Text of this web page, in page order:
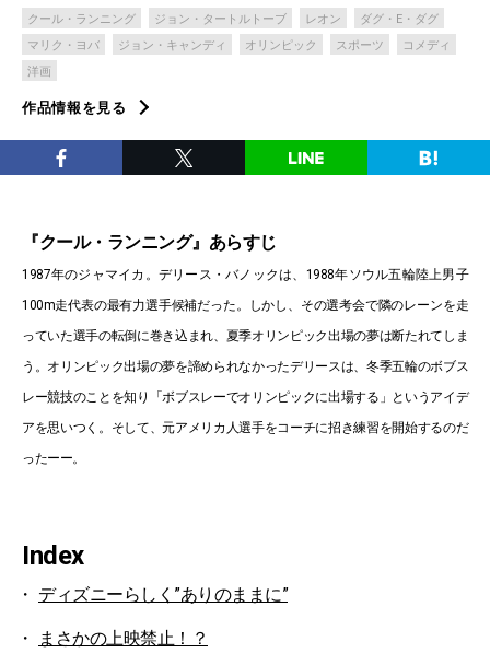
クール・ランニング ジョン・タートルトーブ レオン
ダグ・E・ダグ
マリク・ヨバ
ジョン・キャンディ オリンピック スポーツ
コメディ
洋画
作品情報を見る
『クール・ランニング』あらすじ
1987年のジャマイカ。デリース・バノックは、1988年ソウル五輪陸上男子
100m走代表の最有力選手候補だった。しかし、その選考会で隣のレーンを走
っていた選手の転倒に巻き込まれ、夏季オリンピック出場の夢は断たれてしま
う。オリンピック出場の夢を諦められなかったデリースは、冬季五輪のボブス
レー競技のことを知り「ボブスレーでオリンピックに出場する」というアイデ
アを思いつく。そして、元アメリカ人選手をコーチに招き練習を開始するのだ
ったーー。
Index
ディズニーらしく”ありのままに”
まさかの上映禁止！？